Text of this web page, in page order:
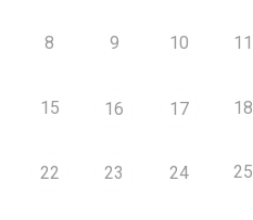
8 9 10 11
15 16 17 18
22 23 24 25